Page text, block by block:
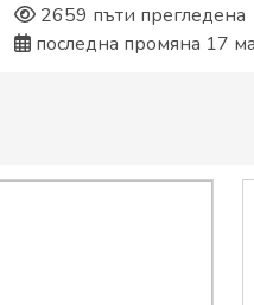
2659 пъти прегледена
последна промяна 17